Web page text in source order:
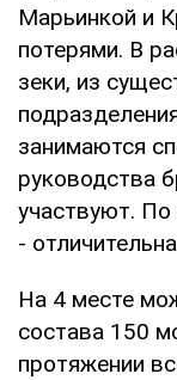
Марьинкой и
потерями. В
зеки, из
занимаются
руководства
участвуют. По
-
На 4 месте
состава 150
протяжении